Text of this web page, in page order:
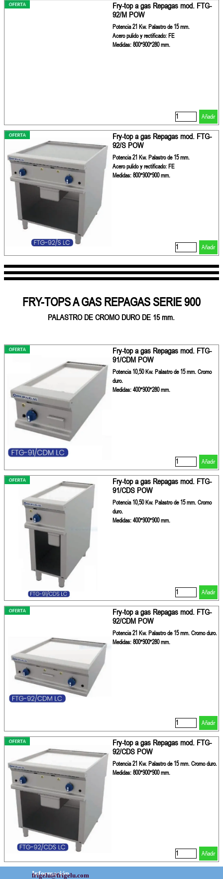
Fry-top a gas Repagas mod. FTG-
92/M POW
Potencia 21 Kw. Palastro de 15 mm.
Acero pulido y rectificado: FE
Medidas: 800*900*280 mm.
Añadir
Fry-top a gas Repagas mod. FTG-
92/S POW
Potencia 21 Kw. Palastro de 15 mm.
Acero pulido y rectificado: FE
Medidas: 800*900*900 mm.
Añadir
FRY-TOPS A GAS REPAGAS SERIE 900
PALASTRO DE CROMO DURO DE 15 mm.
Fry-top a gas Repagas mod. FTG-
91/CDM POW
Potencia 10,50 Kw. Palastro de 15 mm. Cromo
duro.
Medidas: 400*900*280 mm.
Añadir
Fry-top a gas Repagas mod. FTG-
91/CDS POW
Potencia 10,50 Kw. Palastro de 15 mm. Cromo
duro.
Medidas: 400*900*900 mm.
Añadir
Fry-top a gas Repagas mod. FTG-
92/CDM POW
Potencia 21 Kw. Palastro de 15 mm. Cromo duro.
Medidas: 800*900*280 mm.
Añadir
Fry-top a gas Repagas mod. FTG-
92/CDS POW
Potencia 21 Kw. Palastro de 15 mm. Cromo duro.
Medidas: 800*900*900 mm.
Añadir
Información
frigelu@frigelu.com